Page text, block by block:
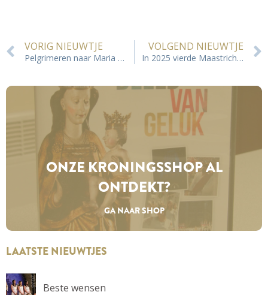
VORIG NIEUWTJE
Pelgrimeren naar Maria zaterdag 24 mei Pelgrims van Hoop
VOLGEND NIEUWTJE
In 2025 vierde Maastricht zijn 56ste Heiligdomsvaart
ONZE KRONINGS­SHOP AL
ONTDEKT?
GA NAAR SHOP
LAATSTE NIEUWTJES
Beste wensen